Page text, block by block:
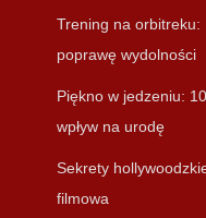
Trening na
poprawę wydolności
Piękno w jedzeniu:
wpływ na urodę
Sekrety
filmowa